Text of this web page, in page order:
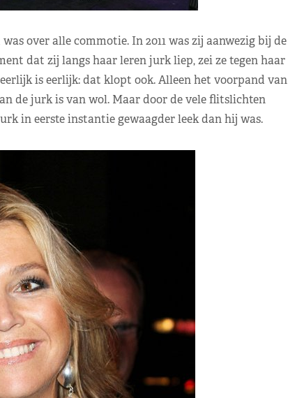
over alle commotie. In 2011 was zij aanwezig bij de
dat zij langs haar leren jurk liep, zei ze tegen haar
is eerlijk: dat klopt ook. Alleen het voorpand van
de jurk is van wol. Maar door de vele flitslichten
in eerste instantie gewaagder leek dan hij was.